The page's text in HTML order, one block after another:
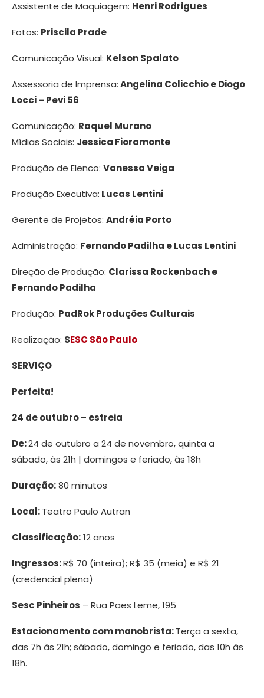
Assistente de Maquiagem: Henri Rodrigues
Fotos: Priscila Prade
Comunicação Visual: Kelson Spalato
Assessoria de Imprensa:Angelina Colicchio e Diogo
Locci – Pevi 56
Comunicação: Raquel Murano
Mídias Sociais: Jessica Fioramonte
Produção de Elenco: Vanessa Veiga
Produção Executiva: Lucas Lentini
Gerente de Projetos: Andréia Porto
Administração: Fernando Padilha e Lucas Lentini
Direção de Produção: Clarissa Rockenbach e
Fernando Padilha
Produção: PadRok Produções Culturais
Realização: SESC São Paulo
SERVIÇO
Perfeita!
24 de outubro – estreia
De:24 de outubro a 24 de novembro, quinta a
sábado, às 21h | domingos e feriado, às 18h
Duração:80 minutos
Local:Teatro Paulo Autran
Classificação:12 anos
Ingressos:R$ 70 (inteira); R$ 35 (meia) e R$ 21
(credencial plena)
Sesc Pinheiros – Rua Paes Leme, 195
Estacionamento com manobrista:Terça a sexta,
das 7h às 21h; sábado, domingo e feriado, das 10h às
18h.